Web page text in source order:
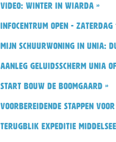
Video: Winter in Wiarda »
Infocentrum open - zaterdag
Mijn Schuurwoning in Unia:
Aanleg geluidsscherm Unia
Start bouw De Boomgaard »
Voorbereidende stappen voor
Terugblik Expeditie